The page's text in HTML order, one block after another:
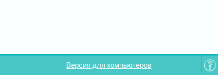
Версия для компьютеров